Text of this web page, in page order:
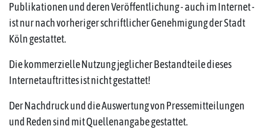
Publikationen und deren Veröffentlichung - auch im Internet -
ist nur nach vorheriger schriftlicher Genehmigung der Stadt
Köln gestattet.
Die kommerzielle Nutzung jeglicher Bestandteile dieses
Internetauftrittes ist nicht gestattet!
Der Nachdruck und die Auswertung von Pressemitteilungen
und Reden sind mit Quellenangabe gestattet.